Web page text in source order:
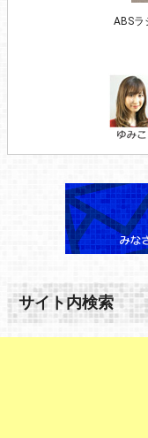
ABSラ
サイト内検索